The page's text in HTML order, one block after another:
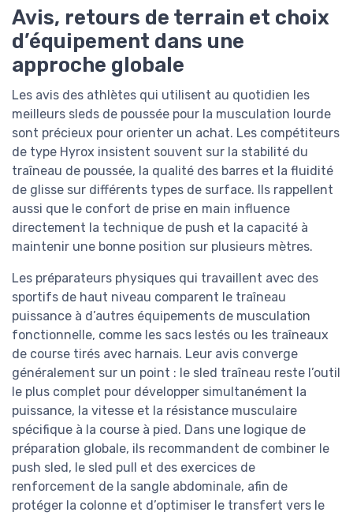
Avis, retours de terrain et choix
d’équipement dans une
approche globale
Les avis des athlètes qui utilisent au quotidien les
meilleurs sleds de poussée pour la musculation lourde
sont précieux pour orienter un achat. Les compétiteurs
de type Hyrox insistent souvent sur la stabilité du
traîneau de poussée, la qualité des barres et la fluidité
de glisse sur différents types de surface. Ils rappellent
aussi que le confort de prise en main influence
directement la technique de push et la capacité à
maintenir une bonne position sur plusieurs mètres.
Les préparateurs physiques qui travaillent avec des
sportifs de haut niveau comparent le traîneau
puissance à d’autres équipements de musculation
fonctionnelle, comme les sacs lestés ou les traîneaux
de course tirés avec harnais. Leur avis converge
généralement sur un point : le sled traîneau reste l’outil
le plus complet pour développer simultanément la
puissance, la vitesse et la résistance musculaire
spécifique à la course à pied. Dans une logique de
préparation globale, ils recommandent de combiner le
push sled, le sled pull et des exercices de
renforcement de la sangle abdominale, afin de
protéger la colonne et d’optimiser le transfert vers le